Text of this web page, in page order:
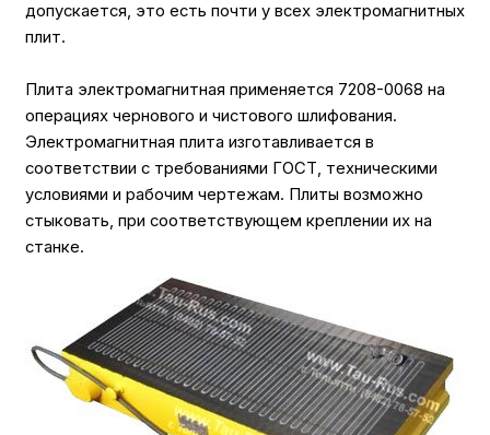
допускается, это есть почти у всех электромагнитных
плит.
Плита электромагнитная применяется 7208-0068 на
операциях чернового и чистового шлифования.
Электромагнитная плита изготавливается в
соответствии с требованиями ГОСТ, техническими
условиями и рабочим чертежам. Плиты возможно
стыковать, при соответствующем креплении их на
станке.